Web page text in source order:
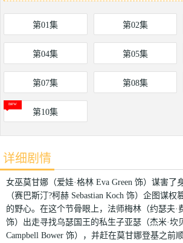
第01集 第02集
第04集 第05集
第07集 第08集
第10集
详细剧情
女巫莫甘娜（爱娃·格林 Eva Green 饰）谋害了
（赛巴斯汀?柯赫 Sebastian Koch 饰）企图谋
的野心。在这个节骨眼上，法师梅林（约瑟夫·
饰）出走寻找乌瑟国王的私生子亚瑟（杰米·坎
Campbell Bower 饰），并赶在莫甘娜登基之前